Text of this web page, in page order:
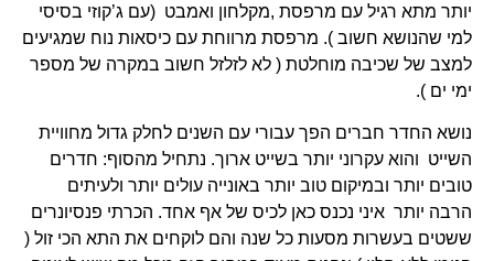
יותר מתא רגיל עם מרפסת ,מקלחון ואמבט (עם ג’קוזי בסיסי
למי שהנושא חשוב ). מרפסת מרווחת עם כיסאות נוח שמגיעים
למצב של שכיבה מוחלטת ( לא לזלזל חשוב במקרה של מספר
ימי ים ).
נושא החדר חברים הפך עבורי עם השנים לחלק גדול מחוויית
השייט והוא עקרוני יותר בשייט ארוך. נתחיל מהסוף: חדרים
טובים יותר ובמיקום טוב יותר באונייה עולים יותר ולעיתים
הרבה יותר איני נכנס כאן לכיס של אף אחד. הכרתי פנסיונרים
ששטים בעשרות מסעות כל שנה והם לוקחים את התא הכי זול (